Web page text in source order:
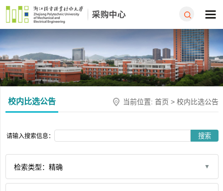
校内比选公告 当前位置: 首页 > 校内比选公告
请输入搜索信息： 搜索
检索类型：精确